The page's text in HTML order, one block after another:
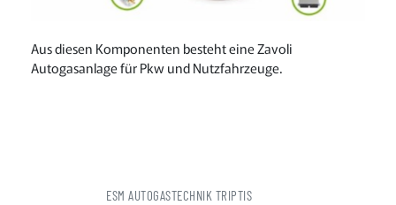
Aus diesen Komponenten besteht eine Zavoli
Autogasanlage für Pkw und Nutzfahrzeuge.
ESM AUTOGASTECHNIK TRIPTIS